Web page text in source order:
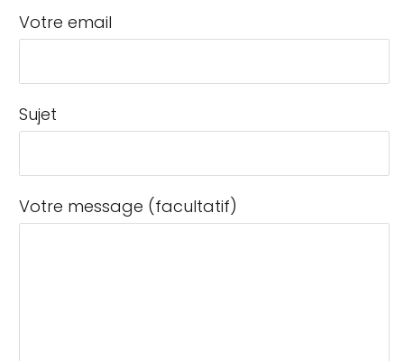
Votre email
Sujet
Votre message (facultatif)